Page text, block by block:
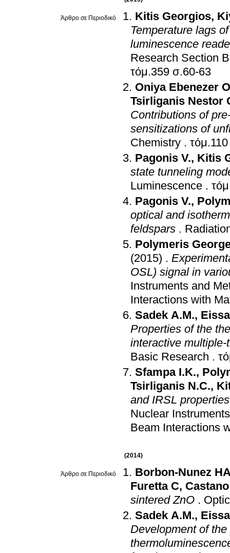
Άρθρο σε Περιοδικό Kitis Georgios,
Temperature lags
luminescence
Research Section
τόμ.359 σ.60-63
Oniya Ebenezer
Tsirliganis Nestor
Contributions of
sensitizations of
Chemistry .
Pagonis V., Kitis
state tunneling
Luminescence .
Pagonis V.,
optical and
feldspars .
Polymeris
(2015) .
OSL) signal in
Instruments and
Interactions with
Sadek A.M.,
Properties of the
interactive
Basic Research .
Sfampa I.K.,
Tsirliganis N.C.,
and IRSL
Nuclear
Beam Interactions
(2014)
Άρθρο σε Περιοδικό
Borbon-Nunez
Furetta C,
sintered ZnO .
Sadek A.M.,
Development of